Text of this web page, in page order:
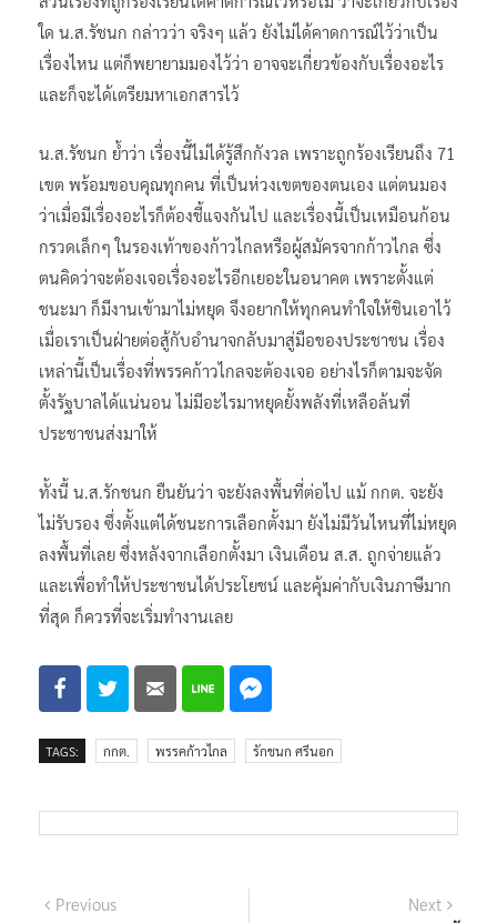
ใด น.ส.รัชนก กล่าวว่า จริงๆ แล้ว ยังไม่ได้คาดการณ์ไว้ว่าเป็น
เรื่องไหน แต่ก็พยายามมองไว้ว่า อาจจะเกี่ยวข้องกับเรื่องอะไร
และก็จะได้เตรียมหาเอกสารไว้
น.ส.รัชนก ย้ำว่า เรื่องนี้ไม่ได้รู้สึกกังวล เพราะถูกร้องเรียนถึง 71
เขต พร้อมขอบคุณทุกคน ที่เป็นห่วงเขตของตนเอง แต่ตนมอง
ว่าเมื่อมีเรื่องอะไรก็ต้องชี้แจงกันไป และเรื่องนี้เป็นเหมือนก้อน
กรวดเล็กๆ ในรองเท้าของก้าวไกลหรือผู้สมัครจากก้าวไกล ซึ่ง
ตนคิดว่าจะต้องเจอเรื่องอะไรอีกเยอะในอนาคต เพราะตั้งแต่
ชนะมา ก็มีงานเข้ามาไม่หยุด จึงอยากให้ทุกคนทำใจให้ชินเอาไว้
เมื่อเราเป็นฝ่ายต่อสู้กับอำนาจกลับมาสู่มือของประชาชน เรื่อง
เหล่านี้เป็นเรื่องที่พรรคก้าวไกลจะต้องเจอ อย่างไรก็ตามจะจัด
ตั้งรัฐบาลได้แน่นอน ไม่มีอะไรมาหยุดยั้งพลังที่เหลือล้นที่
ประชาชนส่งมาให้
ทั้งนี้ น.ส.รักชนก ยืนยันว่า จะยังลงพื้นที่ต่อไป แม้ กกต. จะยัง
ไม่รับรอง ซึ่งตั้งแต่ได้ชนะการเลือกตั้งมา ยังไม่มีวันไหนที่ไม่หยุด
ลงพื้นที่เลย ซึ่งหลังจากเลือกตั้งมา เงินเดือน ส.ส. ถูกจ่ายแล้ว
และเพื่อทำให้ประชาชนได้ประโยชน์ และคุ้มค่ากับเงินภาษีมาก
ที่สุด ก็ควรที่จะเริ่มทำงานเลย
TAGS: กกต. พรรคก้าวไกล รักชนก ศรีนอก
แนะแนว
PreviousPrevious
Next